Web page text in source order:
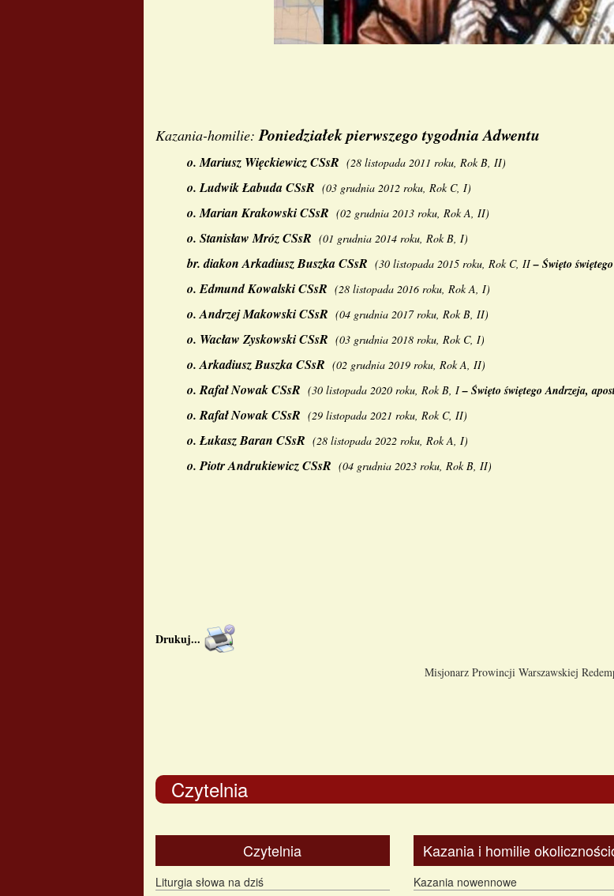
Kazania-homilie: Poniedziałek pierwszego tygodnia Adwentu
o.Mariusz Więckiewicz CSsR (28 listopada 2011 roku, Rok B, II)
o. Ludwik Łabuda CSsR (03 grudnia 2012 roku, Rok C, I)
o. Marian Krakowski CSsR (02 grudnia 2013 roku, Rok A, II)
o. Stanisław Mróz CSsR (01 grudnia 2014 roku, Rok B, I)
br. diakonArkadiusz Buszka CSsR (30 listopada 2015 roku, Rok C, II – Święto
o.Edmund Kowalski CSsR (28 listopada 2016 roku, Rok A, I)
o.Andrzej Makowski CSsR (04 grudnia 2017 roku, Rok B, II)
o. Wacław Zyskowski CSsR (03 grudnia 2018 roku, Rok C, I)
o.Arkadiusz Buszka CSsR (02 grudnia 2019 roku, Rok A, II)
o.Rafał Nowak CSsR (30 listopada 2020 roku, Rok B, I – Święto świętego Andrzeja,
o.Rafał Nowak CSsR (29 listopada 2021 roku, Rok C, II)
o.Łukasz Baran CSsR (28 listopada 2022 roku, Rok A, I)
o.Piotr Andrukiewicz CSsR (04 grudnia 2023 roku, Rok B, II)
Drukuj...
Misjonarz Prowincji Warszawskiej
Czytelnia
Czytelnia
Liturgia słowa na dziś
Kazania i homilie
Kazania nowennowe